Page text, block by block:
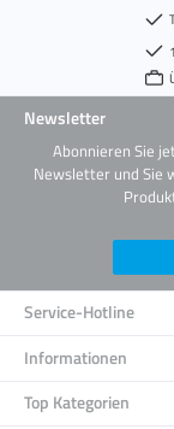
Newsletter
Abonnieren Sie
Newsletter und Sie
Service-Hotline
Informationen
Top Kategorien